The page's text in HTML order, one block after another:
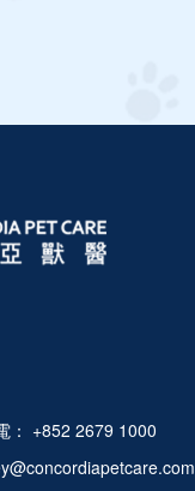
： +852 2679 1000